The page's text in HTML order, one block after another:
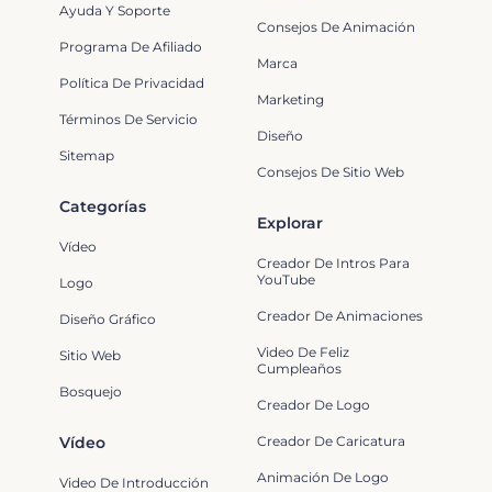
Ayuda Y Soporte
Programa De Afiliado
Política De Privacidad
Términos De Servicio
Sitemap
Consejos De Animación
Marca
Marketing
Diseño
Consejos De Sitio Web
Categorías
Vídeo
Logo
Diseño Gráfico
Sitio Web
Bosquejo
Explorar
Creador De Intros Para
YouTube
Creador De Animaciones
Video De Feliz
Cumpleaños
Creador De Logo
Creador De Caricatura
Animación De Logo
Vídeo
Video De Introducción